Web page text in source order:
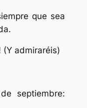
que sea
(Y admiraréis)
septiembre: